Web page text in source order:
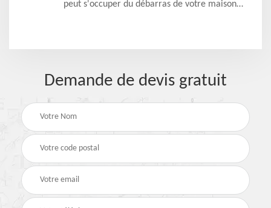
peut s'occuper du débarras de votre maison
Demande de devis gratuit